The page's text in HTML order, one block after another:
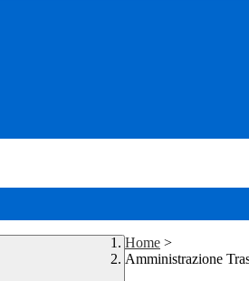
Home >
Amministrazione